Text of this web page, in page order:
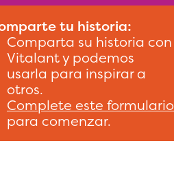
tu historia:
Comparta su historia con
Vitalant y podemos
usarla para inspirar a
otros.
Complete este formulario
para comenzar.